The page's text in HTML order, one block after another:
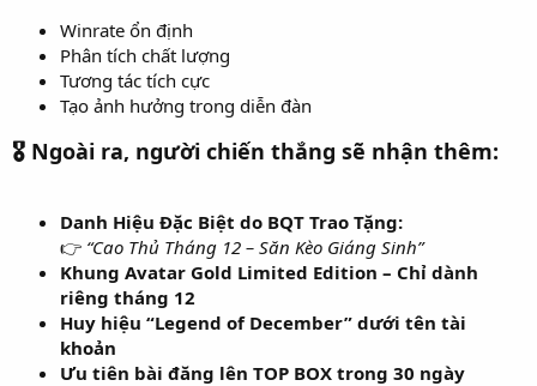
Winrate ổn định
Phân tích chất lượng
Tương tác tích cực
Tạo ảnh hưởng trong diễn đàn
🎖 Ngoài ra, người chiến thắng sẽ nhận thêm:
Danh Hiệu Đặc Biệt do BQT Trao Tặng:
👉 “Cao Thủ Tháng 12 – Săn Kèo Giáng Sinh”
Khung Avatar Gold Limited Edition – Chỉ dành
riêng tháng 12
Huy hiệu “Legend of December” dưới tên tài
khoản
Ưu tiên bài đăng lên TOP BOX trong 30 ngày